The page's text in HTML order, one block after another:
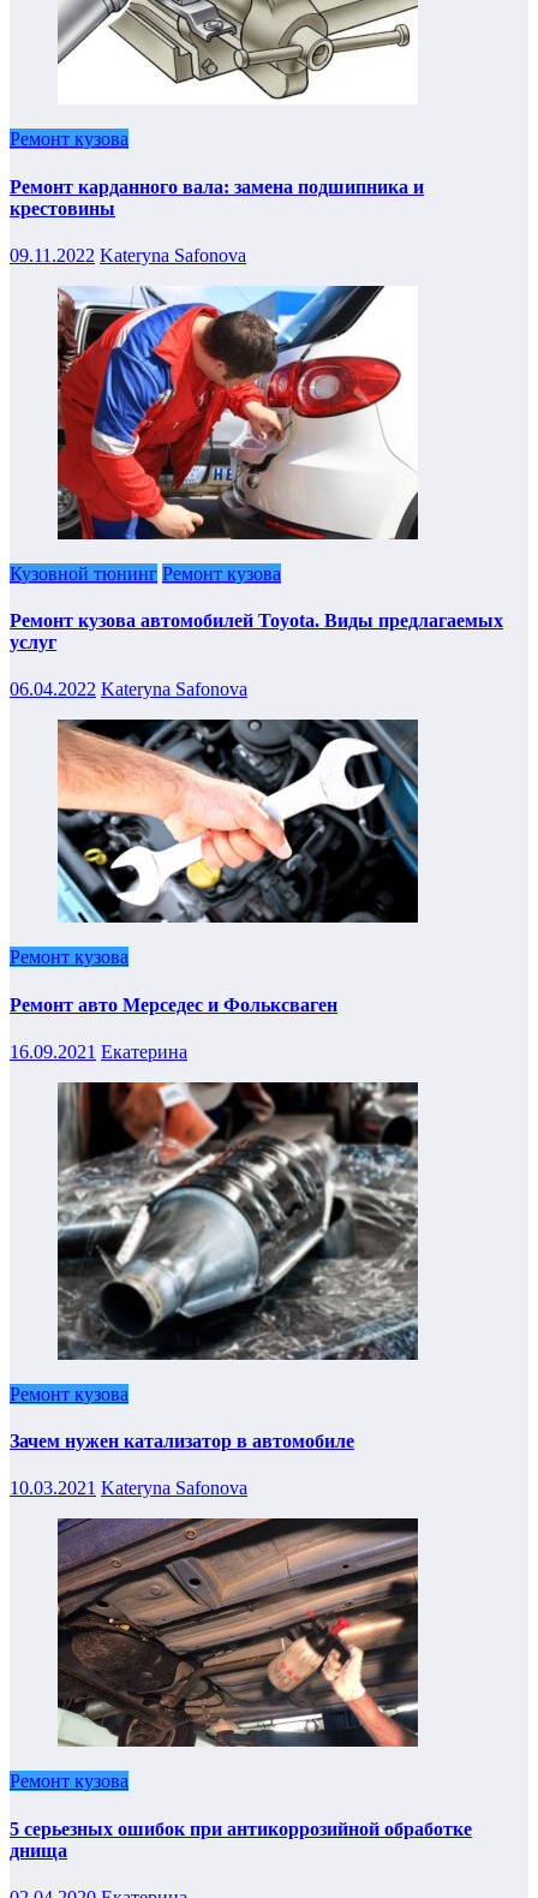
Ремонт кузова
Ремонт карданного вала: замена подшипника и
крестовины
09.11.2022 Kateryna Safonova
Кузовной тюнинг Ремонт кузова
Ремонт кузова автомобилей Toyota. Виды предлагаемых
услуг
06.04.2022 Kateryna Safonova
Ремонт кузова
Ремонт авто Мерседес и Фольксваген
16.09.2021 Екатерина
Ремонт кузова
Зачем нужен катализатор в автомобиле
10.03.2021 Kateryna Safonova
Ремонт кузова
5 серьезных ошибок при антикоррозийной обработке
днища